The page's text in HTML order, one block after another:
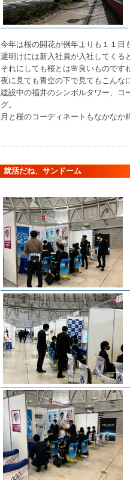
今年は桜の開花が例年よりも１１日
週明けには新入社員が入社してくる
それにしても桜とは🌸良いものです
夜に見ても青空の下で見てもこんな
建設中の福井のシンボルタワー、コ
グ。
月と桜のコーディネートもなかなか
就活だね、サンドーム